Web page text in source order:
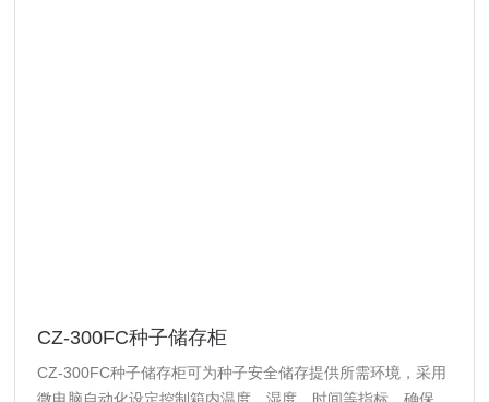
CZ-300FC种子储存柜
CZ-300FC种子储存柜可为种子安全储存提供所需环境，采用